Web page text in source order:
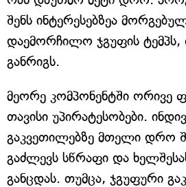
შენს ინტერესებზეა
დაემორჩილო ჯგუფის ტემპს,
განრიგს.
მეორე კომპონენტში ორივე
თავისი უპირატესობები.
გაკვეთილებზე მთელი დრო
გაძლევს სწრაფი და
განცდას. თუმცა, ჯგუფური